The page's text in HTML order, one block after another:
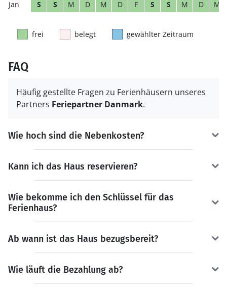
S S M D M D F S S M D M
frei belegt gewählter Zeitraum
FAQ
Häufig gestellte Fragen zu Ferienhäusern unseres
Partners Feriepartner Danmark.
Wie hoch sind die Nebenkosten?
Kann ich das Haus reservieren?
Wie bekomme ich den Schlüssel für das
Ferienhaus?
Ab wann ist das Haus bezugsbereit?
Wie läuft die Bezahlung ab?